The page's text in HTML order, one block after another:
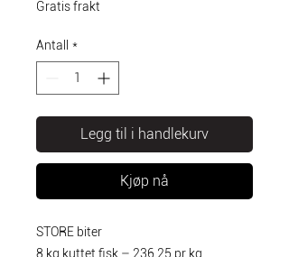
Gratis frakt
Antall *
Legg til i handlekurv
Kjøp nå
STORE biter
8 kg kuttet fisk – 236,25 pr kg